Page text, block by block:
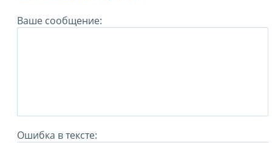
Ваше сообщение:
Ошибка в тексте: